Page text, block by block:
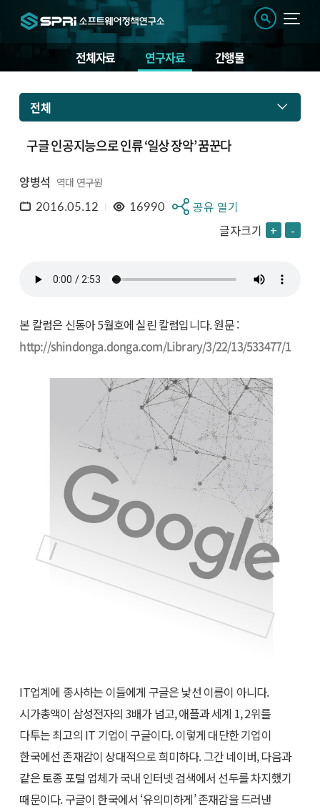
전체자료 연구자료 간행물
전체
구글 인공지능으로 인류 ‘일상 장악’ 꿈꾼다
양병석 역대 연구원
2016.05.12 16990
공유 열기
글자크기 + -
본 칼럼은 신동아 5월호에 실린 칼럼입니다. 원문 :
http://shindonga.donga.com/Library/3/22/13/533477/1
IT업계에 종사하는 이들에게 구글은 낯선 이름이 아니다.
시가총액이 삼성전자의 3배가 넘고, 애플과 세계 1, 2위를
다투는 최고의 IT 기업이 구글이다. 이렇게 대단한 기업이
한국에선 존재감이 상대적으로 희미하다. 그간 네이버, 다음과
같은 토종 포털 업체가 국내 인터넷 검색에서 선두를 차지했기
때문이다. 구글이 한국에서 ‘유의미하게’ 존재감을 드러낸